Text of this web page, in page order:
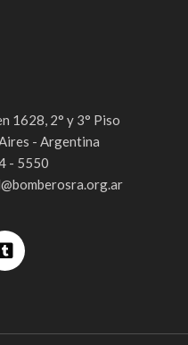
1628, 2° y 3° Piso
- Argentina
- 5550